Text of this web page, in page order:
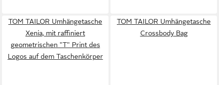
TOM TAILOR Umhängetasche
Xenia, mit raffiniert
geometrischen "T" Print des
Logos auf dem Taschenkörper
TOM TAILOR Umhängetasche
Crossbody Bag